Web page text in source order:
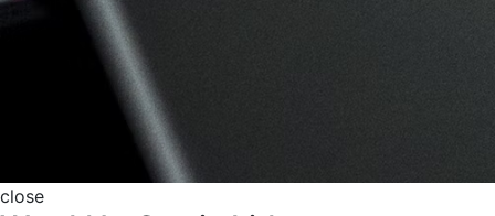
close